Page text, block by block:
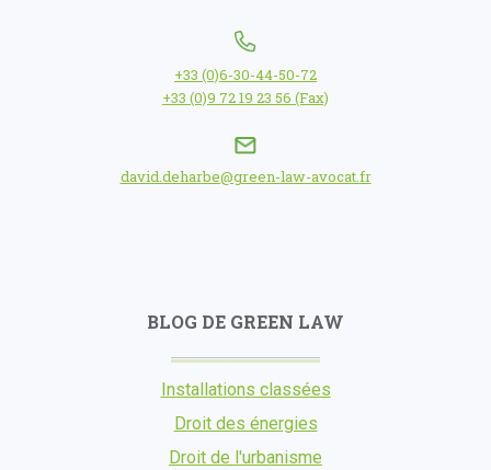
+33 (0)6-30-44-50-72
+33 (0)9 72 19 23 56 (Fax)
david.deharbe@green-law-avocat.fr
BLOG DE GREEN LAW
Installations classées
Droit des énergies
Droit de l'urbanisme